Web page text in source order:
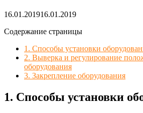
16.01.201916.01.2019
Содержание страницы
1. Способы установки
2. Выверка и регулирование
оборудования
3. Закрепление оборудования
1. Способы установки